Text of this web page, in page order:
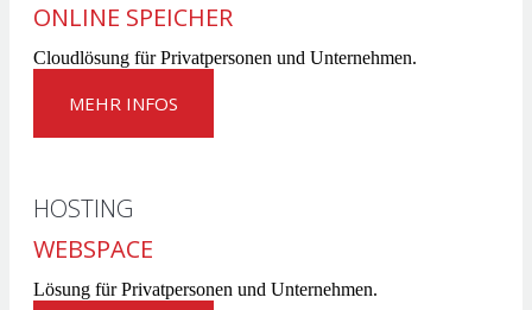
ONLINE SPEICHER
Cloudlösung für Privatpersonen und Unternehmen.
MEHR INFOS
HOSTING
WEBSPACE
Lösung für Privatpersonen und Unternehmen.